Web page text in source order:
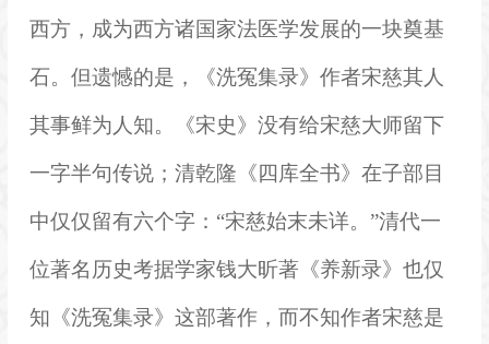
西方，成为西方诸国家法医学发展的一块奠基
石。但遗憾的是，《洗冤集录》作者宋慈其人
其事鲜为人知。《宋史》没有给宋慈大师留下
一字半句传说；清乾隆《四库全书》在子部目
中仅仅留有六个字：“宋慈始末未详。”清代一
位著名历史考据学家钱大昕著《养新录》也仅
知《洗冤集录》这部著作，而不知作者宋慈是